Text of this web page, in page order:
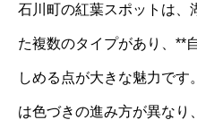
石川町の紅葉スポットは、
た複数のタイプがあり、**
しめる点が大きな魅力で
は色づきの進み方が異なり